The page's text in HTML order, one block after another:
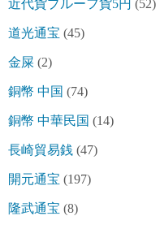
近代貨プルーフ貨5円 (52)
道光通宝 (45)
金屎 (2)
銅幣 中国 (74)
銅幣 中華民国 (14)
長崎貿易銭 (47)
開元通宝 (197)
隆武通宝 (8)